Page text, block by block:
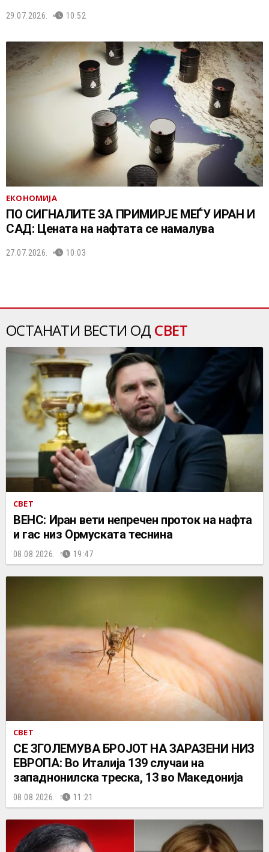
29.07.2026. 10:52
ЕКОНОМИЈА
ПО СИГНАЛИТЕ ЗА ПРИМИРЈЕ МЕЃУ ИРАН И
САД: Цената на нафтата се намалува
27.07.2026. 10:03
ОСТАНАТИ ВЕСТИ ОД СВЕТ
СВЕТ
ВЕНС: Иран вети непречен проток на нафта
и гас низ Ормуската теснина
08.08.2026. 19:47
СВЕТ
СЕ ЗГОЛЕМУВА БРОЈОТ НА ЗАРАЗЕНИ НИЗ
ЕВРОПА: Во Италија 139 случаи на
западнонилска треска, 13 во Македонија
08.08.2026. 11:21